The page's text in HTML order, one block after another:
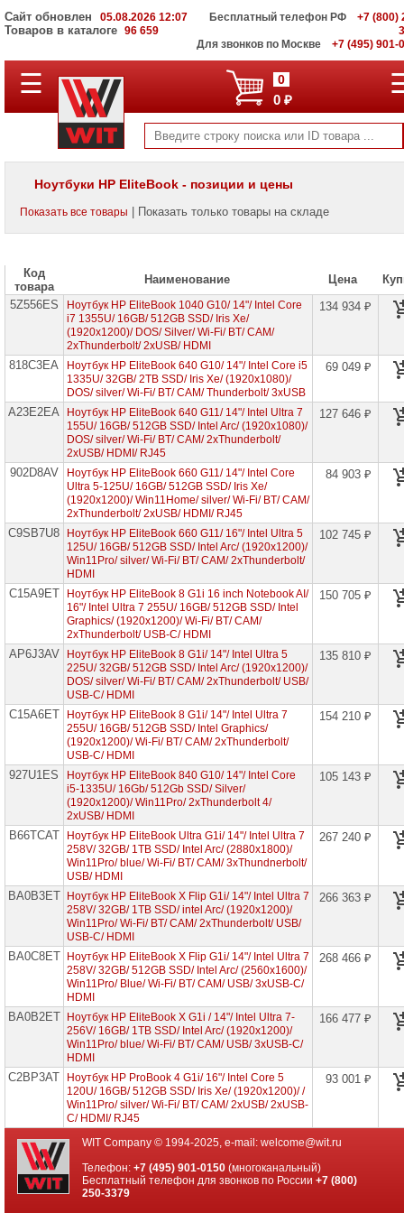
Сайт обновлен 05.08.2026 12:07
Товаров в каталоге 96 659
Бесплатный телефон РФ
+7 (800)
Для звонков по Москве
+7 (495) 901-
ПОЛНЫЙ
КАТАЛОГ
Корпоративные
серверы
WIT
Системы
данных
Мониторы
и
панели
Проекторы
для
проекторов
Ноутбуки
Brand
Name
Ноутбуки
Apple
Ноутбуки
Microsoft
Ноутбуки
Ноутбуки
MSI
Ноутбуки
Acer
Ноутбуки
Ноутбуки
Ноутбуки
HP
Планшеты
Elite
Ноутбуки
EliteBook
►
Ноутбуки
Envy
Ноутбуки
Omen
Ноутбуки
Pavilion
Ноутбуки
HP
ProBook
Ноутбуки
HP
☰ 0
0 ₽
Ноутбуки HP EliteBook - позиции и цены
Показать все товары | Показать только товары на складе
Код
товара
Наименование Цена
5Z556ES
Ноутбук HP EliteBook 1040 G10/ 14"/ Intel Core
i7 1355U/ 16GB/ 512GB SSD/ Iris Xe/
(1920x1200)/ DOS/ Silver/ Wi-Fi/ BT/ CAM/
2xThunderbolt/ 2xUSB/ HDMI
134 934 ₽
818C3EA
Ноутбук HP EliteBook 640 G10/ 14"/ Intel Core i5
1335U/ 32GB/ 2TB SSD/ Iris Xe/ (1920x1080)/
DOS/ silver/ Wi-Fi/ BT/ CAM/ Thunderbolt/ 3xUSB
69 049 ₽
A23E2EA
Ноутбук HP EliteBook 640 G11/ 14"/ Intel Ultra 7
155U/ 16GB/ 512GB SSD/ Intel Arc/ (1920x1080)/
DOS/ silver/ Wi-Fi/ BT/ CAM/ 2xThunderbolt/
2xUSB/ HDMI/ RJ45
127 646 ₽
902D8AV
Ноутбук HP EliteBook 660 G11/ 14"/ Intel Core
Ultra 5-125U/ 16GB/ 512GB SSD/ Iris Xe/
(1920x1200)/ Win11Home/ silver/ Wi-Fi/ BT/ CAM/
2xThunderbolt/ 2xUSB/ HDMI/ RJ45
84 903 ₽
C9SB7U8
Ноутбук HP EliteBook 660 G11/ 16"/ Intel Ultra 5
125U/ 16GB/ 512GB SSD/ Intel Arc/ (1920x1200)/
Win11Pro/ silver/ Wi-Fi/ BT/ CAM/ 2xThunderbolt/
HDMI
102 745 ₽
C15A9ET
Ноутбук HP EliteBook 8 G1i 16 inch Notebook AI/
16"/ Intel Ultra 7 255U/ 16GB/ 512GB SSD/ Intel
Graphics/ (1920x1200)/ Wi-Fi/ BT/ CAM/
2xThunderbolt/ USB-C/ HDMI
150 705 ₽
AP6J3AV
Ноутбук HP EliteBook 8 G1i/ 14"/ Intel Ultra 5
225U/ 32GB/ 512GB SSD/ Intel Arc/ (1920x1200)/
DOS/ silver/ Wi-Fi/ BT/ CAM/ 2xThunderbolt/ USB/
USB-C/ HDMI
135 810 ₽
C15A6ET
Ноутбук HP EliteBook 8 G1i/ 14"/ Intel Ultra 7
255U/ 16GB/ 512GB SSD/ Intel Graphics/
(1920x1200)/ Wi-Fi/ BT/ CAM/ 2xThunderbolt/
USB-C/ HDMI
154 210 ₽
927U1ES
Ноутбук HP EliteBook 840 G10/ 14"/ Intel Core
i5-1335U/ 16Gb/ 512Gb SSD/ Silver/
(1920x1200)/ Win11Pro/ 2xThunderbolt 4/
2xUSB/ HDMI
105 143 ₽
B66TCAT
Ноутбук HP EliteBook Ultra G1i/ 14"/ Intel Ultra 7
258V/ 32GB/ 1TB SSD/ Intel Arc/ (2880x1800)/
Win11Pro/ blue/ Wi-Fi/ BT/ CAM/ 3xThundnerbolt/
USB/ HDMI
267 240 ₽
BA0B3ET
Ноутбук HP EliteBook X Flip G1i/ 14"/ Intel Ultra 7
258V/ 32GB/ 1TB SSD/ intel Arc/ (1920x1200)/
Win11Pro/ Wi-Fi/ BT/ CAM/ 2xThunderbolt/ USB/
USB-C/ HDMI
266 363 ₽
BA0C8ET
Ноутбук HP EliteBook X Flip G1i/ 14"/ Intel Ultra 7
258V/ 32GB/ 512GB SSD/ Intel Arc/ (2560x1600)/
Win11Pro/ Blue/ Wi-Fi/ BT/ CAM/ USB/ 3xUSB-C/
HDMI
268 466 ₽
BA0B2ET
Ноутбук HP EliteBook X G1i / 14"/ Intel Ultra 7-
256V/ 16GB/ 1TB SSD/ Intel Arc/ (1920x1200)/
Win11Pro/ blue/ Wi-Fi/ BT/ CAM/ USB/ 3xUSB-C/
HDMI
166 477 ₽
C2BP3AT
Ноутбук HP ProBook 4 G1i/ 16"/ Intel Core 5
120U/ 16GB/ 512GB SSD/ Iris Xe/ (1920x1200)/ /
Win11Pro/ silver/ Wi-Fi/ BT/ CAM/ 2xUSB/ 2xUSB-
C/ HDMI/ RJ45
93 001 ₽
WIT Company © 1994-2025, e-mail: welcome@wit.ru
Телефон:+7 (495) 901-0150 (многоканальный)
Бесплатный телефон для звонков по России+7 (800)
250-3379